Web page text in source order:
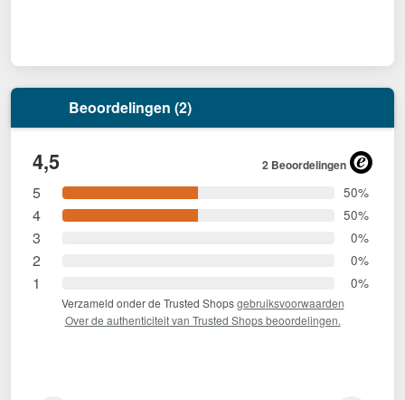
Beoordelingen (2)
4,5 2 Beoordelingen
5 50%
4 50%
3 0%
2 0%
1 0%
Verzameld onder de Trusted Shopsgebruiksvoorwaarden
Over de authenticiteit van Trusted Shops beoordelingen.